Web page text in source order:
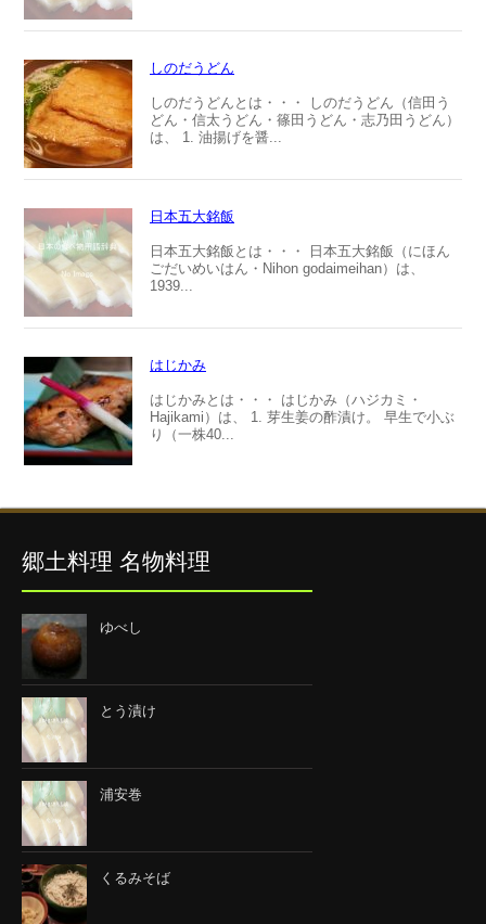
しのだうどん
しのだうどんとは・・・ しのだうどん（信田う
どん・信太うどん・篠田うどん・志乃田うどん）
は、 1. 油揚げを醤...
日本五大銘飯
日本五大銘飯とは・・・ 日本五大銘飯（にほん
ごだいめいはん・Nihon godaimeihan）は、
1939...
はじかみ
はじかみとは・・・ はじかみ（ハジカミ・
Hajikami）は、 1. 芽生姜の酢漬け。 早生で小ぶ
り（一株40...
郷土料理 名物料理
ゆべし
とう漬け
浦安巻
くるみそば